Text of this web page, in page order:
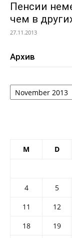
Пенсии
чем в
27.11.2013
Архив
Архив
M D
4
5
11
12
18
19